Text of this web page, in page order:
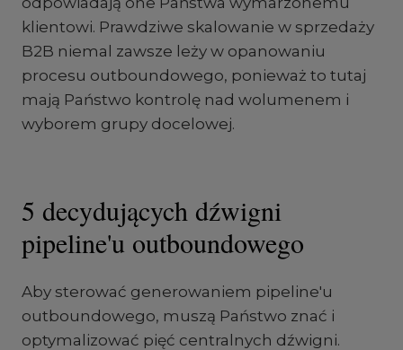
klientowi. Prawdziwe skalowanie w sprzedaży
B2B niemal zawsze leży w opanowaniu
procesu outboundowego, ponieważ to tutaj
mają Państwo kontrolę nad wolumenem i
wyborem grupy docelowej.
5 decydujących dźwigni
pipeline'u outboundowego
Aby sterować generowaniem pipeline'u
outboundowego, muszą Państwo znać i
optymalizować pięć centralnych dźwigni.